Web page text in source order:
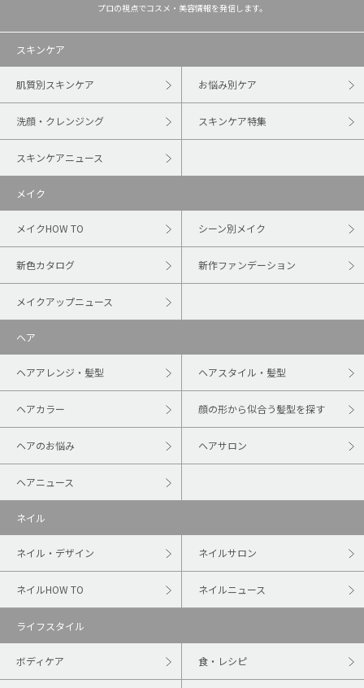
プロの視点でコスメ・美容情報を発信します。
スキンケア
肌質別スキンケア お悩み別ケア
洗顔・クレンジング スキンケア特集
スキンケアニュース
メイク
メイクHOW TO シーン別メイク
新色カタログ 新作ファンデーション
メイクアップニュース
ヘア
ヘアアレンジ・髪型 ヘアスタイル・髪型
ヘアカラー 顔の形から似合う髪型を探す
ヘアのお悩み ヘアサロン
ヘアニュース
ネイル
ネイル・デザイン ネイルサロン
ネイルHOW TO ネイルニュース
ライフスタイル
ボディケア 食・レシピ